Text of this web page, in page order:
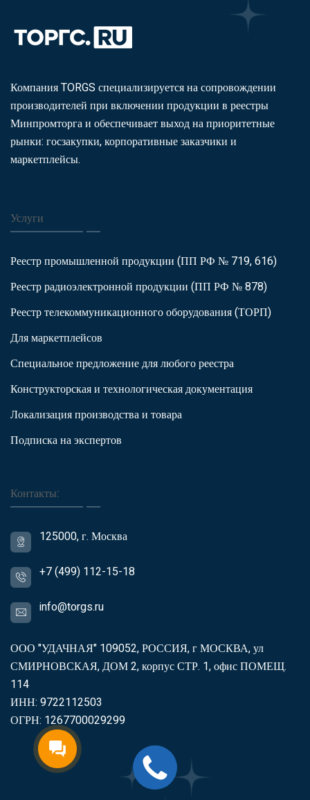
Компания TORGS специализируется на сопровождении
производителей при включении продукции в реестры
Минпромторга и обеспечивает выход на приоритетные
рынки: госзакупки, корпоративные заказчики и
маркетплейсы.
Услуги
Реестр промышленной продукции (ПП РФ № 719, 616)
Реестр радиоэлектронной продукции (ПП РФ № 878)
Реестр телекоммуникационного оборудования (ТОРП)
Для маркетплейсов
Специальное предложение для любого реестра
Конструкторская и технологическая документация
Локализация производства и товара
Подписка на экспертов
Контакты:
125000, г. Москва
+7 (499) 112-15-18
info@torgs.ru
ООО "УДАЧНАЯ" 109052, РОССИЯ, г МОСКВА, ул
СМИРНОВСКАЯ, ДОМ 2, корпус СТР. 1, офис ПОМЕЩ.
114
ИНН: 9722112503
ОГРН: 1267700029299